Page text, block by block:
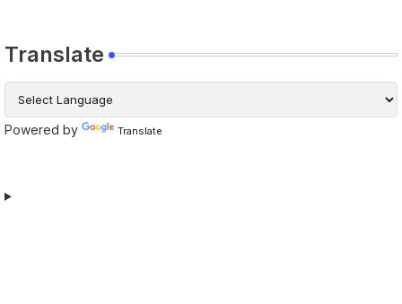
Translate
Powered by Translate